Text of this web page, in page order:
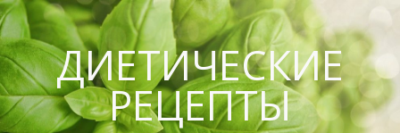
ДИЕТИЧЕСКИЕ
РЕЦЕПТЫ